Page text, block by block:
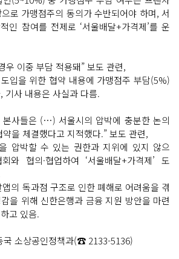
로 가맹점주의 동의가 수반되어야 하며, 서
인 참여를 전제로 ‘서울배달+가격제’를 운
이중 부담 적용돼” 보도 관련,
입을 위한 협약 내용에 가맹점주 부담(5%)
기사 내용은 사실과 다름.
사들은 (…) 서울시의 압박에 충분한 논의
을 체결했다고 지적했다.” 보도 관련,
압박할 수 있는 권한과 지위에 있지 않으
와 협의·협업하여 ‘서울배달+가격제’ 도
의 독과점 구조로 인한 폐해로 어려움을 겪
을 위해 신한은행과 금융 지원 방안을 마련
고 있음.
소상공인정책과(☎ 2133-5136)